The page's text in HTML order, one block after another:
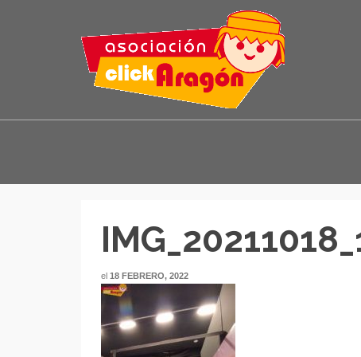
el 18 FEBRERO, 2022